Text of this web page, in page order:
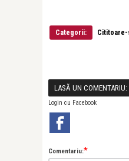
Categorii:
LASĂ UN COMENTARIU:
Login cu Facebook
Comentariu:*